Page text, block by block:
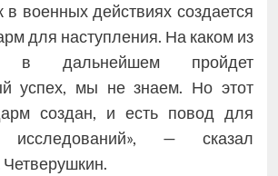
в военных действиях создается
для наступления. На каком из
в дальнейшем пройдет
успех, мы не знаем. Но этот
создан, и есть повод для
исследований», — сказал